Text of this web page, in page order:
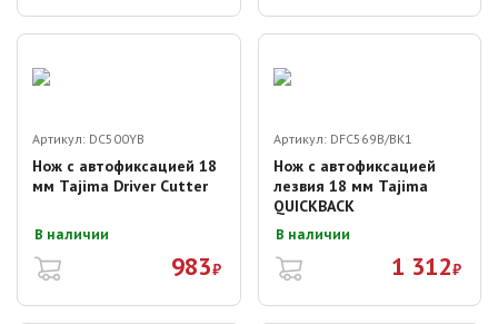
Артикул: DC500YB
Нож с автофиксацией 18
мм Tajima Driver Cutter
В наличии
983₽
Артикул: DFC569B/BK1
Нож с автофиксацией
лезвия 18 мм Tajima
QUICKBACK
В наличии
1 312₽